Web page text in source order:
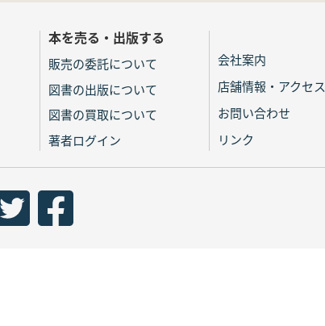
本を売る・出版する
販売の委託について
図書の出版について
図書の買取について
著者ログイン
会社案内
店舗情報・アクセス
お問い合わせ
リンク